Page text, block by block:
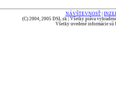
NÁVŠTEVNOSŤ
(C) 2004, 2005 DSL.sk | Všetky práva
Všetky uvedené informácie sú